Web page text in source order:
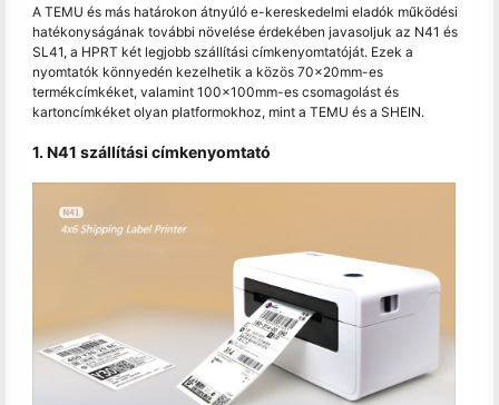
A TEMU és más határokon átnyúló e-kereskedelmi eladók működési
hatékonyságának további növelése érdekében javasoljuk az N41 és
SL41, a HPRT két legjobb szállítási címkenyomtatóját. Ezek a
nyomtatók könnyedén kezelhetik a közös 70x20mm-es
termékcímkéket, valamint 100x100mm-es csomagolást és
kartoncímkéket olyan platformokhoz, mint a TEMU és a SHEIN.
1. N41 szállítási címkenyomtató